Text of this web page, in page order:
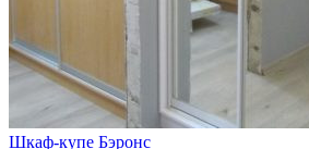
Шкаф-купе Бэронс